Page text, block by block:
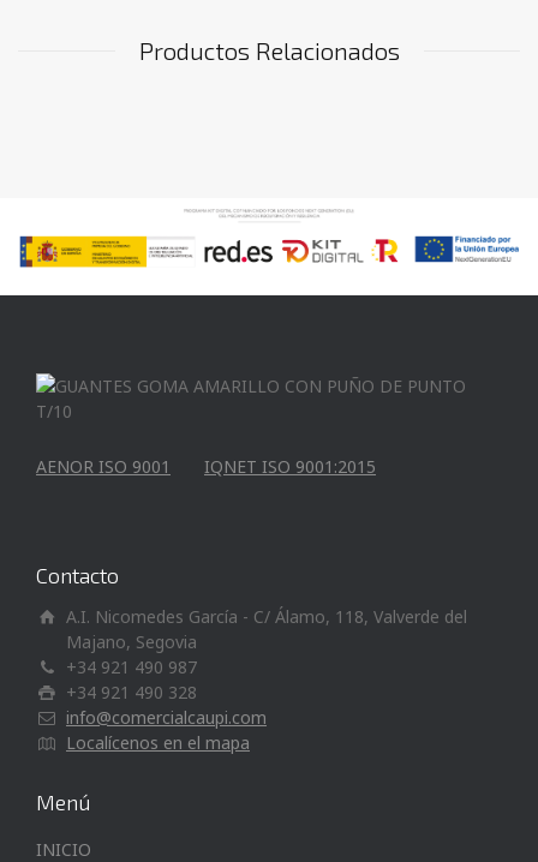
Productos Relacionados
AENOR ISO 9001 IQNET ISO 9001:2015
Contacto
A.I. Nicomedes García - C/ Álamo, 118, Valverde del
Majano, Segovia
+34 921 490 987
+34 921 490 328
info@comercialcaupi.com
Localícenos en el mapa
Menú
INICIO